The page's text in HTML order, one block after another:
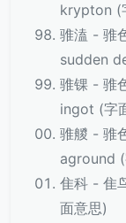
krypton (
骓溘 - 骓
sudden
骓锞 - 骓
ingot (字
骓艐 - 骓
aground
隹科 - 隹
面意思)